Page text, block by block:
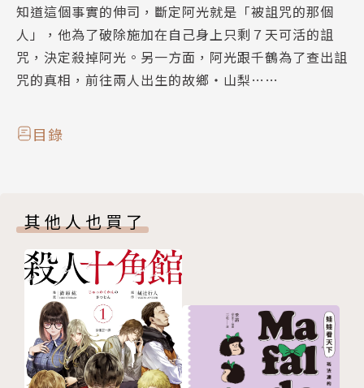
知道這個事實的伸司，斷定阿光就是「被詛咒的那個
人」，他為了破除施加在自己身上只剩７天可活的詛
咒，決定殺掉阿光。另一方面，阿光跟千鶴為了查出詛
咒的真相，前往兩人出生的故鄉‧山梨……
目錄
其他人也買了